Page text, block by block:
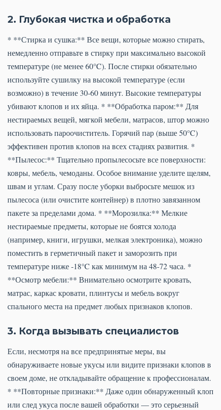
2. Глубокая чистка и обработка
* **Стирка и сушка:** Все вещи, которые можно стирать,
немедленно отправьте в стирку при максимально высокой
температуре (не менее 60°C). После стирки обязательно
используйте сушилку на высокой температуре (если
возможно) в течение 30-60 минут. Высокие температуры
убивают клопов и их яйца. * **Обработка паром:** Для
нестираемых вещей, мягкой мебели, матрасов, штор можно
использовать пароочиститель. Горячий пар (выше 50°C)
эффективен против клопов на всех стадиях развития. *
**Пылесос:** Тщательно пропылесосьте все поверхности:
ковры, мебель, чемоданы. Особое внимание уделите щелям,
швам и углам. Сразу после уборки выбросьте мешок из
пылесоса (или очистите контейнер) в плотно завязанном
пакете за пределами дома. * **Морозилка:** Мелкие
нестираемые предметы, которые не боятся холода
(например, книги, игрушки, мелкая электроника), можно
поместить в герметичный пакет и заморозить при
температуре ниже -18°C как минимум на 48-72 часа. *
**Осмотр мебели:** Внимательно осмотрите кровать,
матрас, каркас кровати, плинтусы и мебель вокруг
спального места на предмет любых признаков клопов.
3. Когда вызывать специалистов
Если, несмотря на все предпринятые меры, вы
обнаруживаете новые укусы или видите признаки клопов в
своем доме, не откладывайте обращение к профессионалам.
* **Повторные признаки:** Даже один обнаруженный клоп
или след укуса после вашей обработки — это серьезный